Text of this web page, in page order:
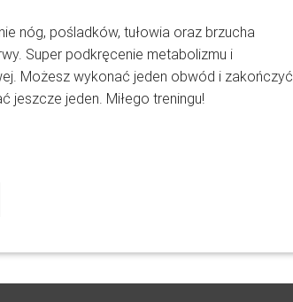
nóg, pośladków, tułowia oraz brzucha
Super podkręcenie metabolizmu i
Możesz wykonać jeden obwód i zakończyć
jeszcze jeden. Miłego treningu!